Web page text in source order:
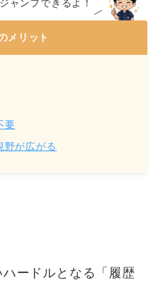
ャンプできるよ！
メリット
要
野が広がる
ードルとなる「履歴